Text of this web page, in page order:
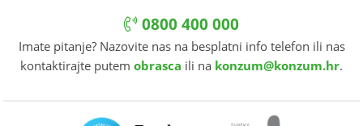
0800 400 000
Imate pitanje? Nazovite nas na besplatni info telefon ili nas
kontaktirajte putem obrasca ili na konzum@konzum.hr.